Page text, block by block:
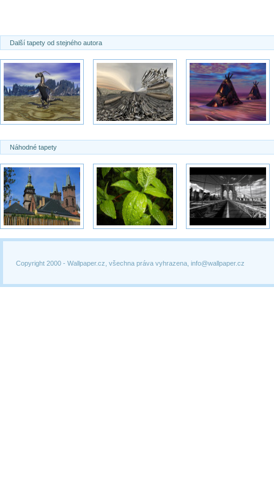
Další tapety od stejného autora
Náhodné tapety
Copyright 2000 - Wallpaper.cz, všechna práva vyhrazena, info@wallpaper.cz